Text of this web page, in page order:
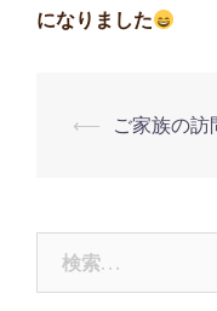
になりました
投
ビ
ゲ
⟵ ご家族の訪